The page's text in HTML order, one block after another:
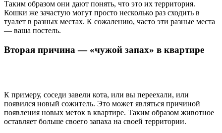
Таким образом они дают понять, что это их территория.
Кошки же зачастую могут просто несколько раз сходить в
туалет в разных местах. К сожалению, часто эти разные места
— ваша постель.
Вторая причина — «чужой запах» в квартире
К примеру, соседи завели кота, или вы переехали, или
появился новый сожитель. Это может являться причиной
появления новых меток в квартире. Таким образом животное
оставляет больше своего запаха на своей территории.